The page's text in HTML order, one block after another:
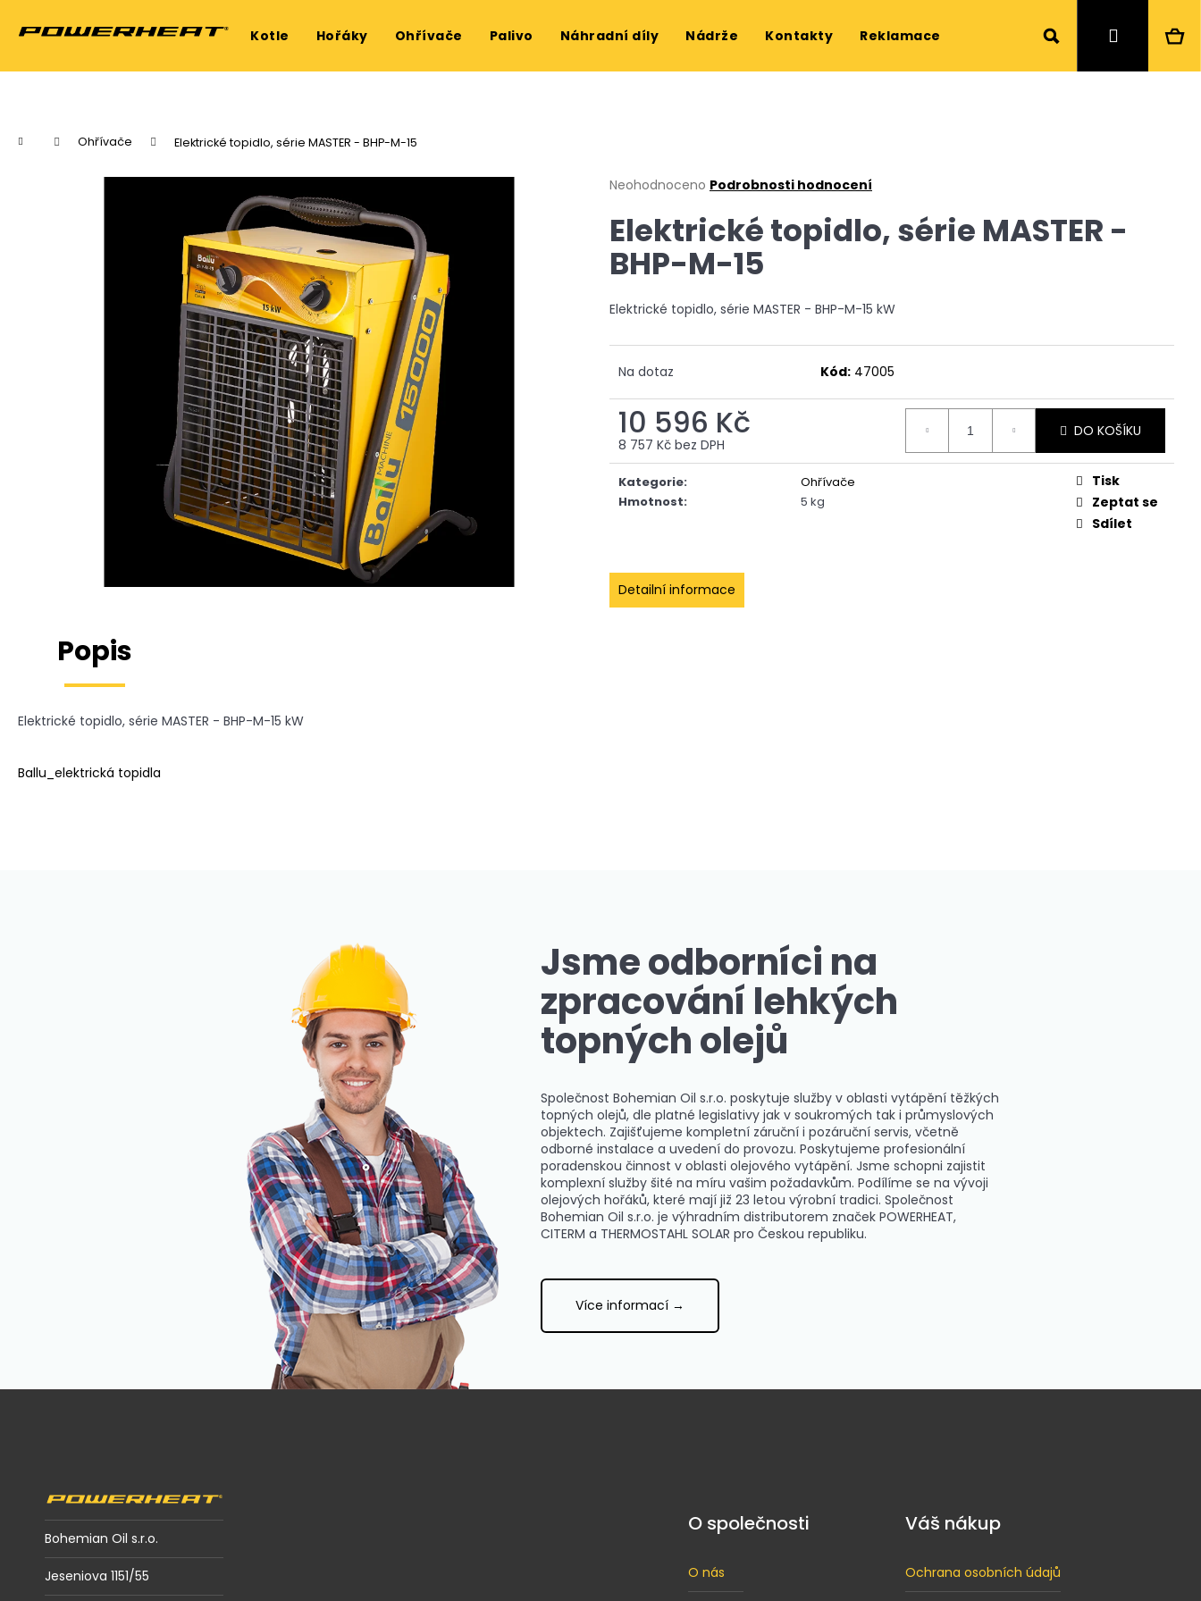
obsah
Kotle Hořáky Ohřívače Palivo Náhradní díly Nádrže Kontakty Reklamace a servis WebHledat
Domů Ohřívače Elektrické topidlo, série MASTER - BHP-M-15
Průměrné
produktu
je
0,0
hvězdiček.
Neohodnoceno Podrobnosti hodnocení
Elektrické topidlo, série MASTER -
BHP-M-15
Elektrické topidlo, série MASTER - BHP-M-15 kW
Na dotaz Kód: 47005
10 596 Kč
8 757 Kč bez DPH
Měrná
cena:
DO KOŠÍKU
Kategorie:
Ohřívače
Hmotnost: 5 kg
Tisk
Zeptat se
Sdílet
Detailní informace
Popis
Elektrické topidlo, série MASTER - BHP-M-15 kW
Ballu_elektrická topidla
í
do
do
Následující
POWERHEAT HEAVY H01
POWERHEAT HEAVY H03 MAX
95 348 Kč
POWERHEAT SMART 01
50 699 Kč
Jsme odborníci na
zpracování lehkých
topných olejů
Společnost Bohemian Oil s.r.o. poskytuje služby v oblasti vytápění těžkých
topných olejů, dle platné legislativy jak v soukromých tak i průmyslových
objektech. Zajišťujeme kompletní záruční i pozáruční servis, včetně
odborné instalace a uvedení do provozu. Poskytujeme profesionální
poradenskou činnost v oblasti olejového vytápění. Jsme schopni zajistit
komplexní služby šité na míru vašim požadavkům. Podílíme se na vývoji
olejových hořáků, které mají již 23 letou výrobní tradici. Společnost
Bohemian Oil s.r.o. je výhradním distributorem značek POWERHEAT,
CITERM a THERMOSTAHL SOLAR pro Českou republiku.
Více informací →
Z
Bohemian Oil s.r.o.
Jeseniova 1151/55
O společnosti
O nás
Váš nákup
Ochrana osobních údajů